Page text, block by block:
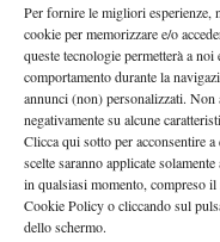
Per fornire le migliori esperienze,
cookie per memorizzare e/o
queste tecnologie permetterà a
comportamento durante la
annunci (non) personalizzati.
negativamente su alcune
Clicca qui sotto per acconsentire
scelte saranno applicate
in qualsiasi momento, compreso
Cookie Policy o cliccando sul
dello schermo.
Kostyuk arricchisce il
1000 di Madrid, il titolo
conquistato in finale
terzo trofeo WTA in
nel 2023 ad Austin, dove
conquistato nel 2026 a